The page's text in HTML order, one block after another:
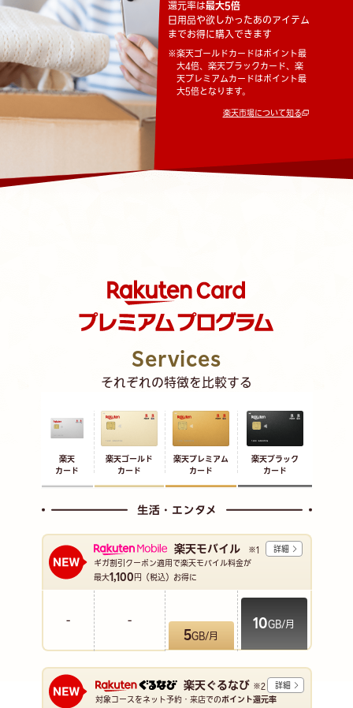
還元率は最大5倍
日用品や欲しかったあのアイテム
までお得に購入できます
※楽天ゴールドカードはポイント最
大4倍、楽天ブラックカード、楽
天プレミアムカードはポイント最
大5倍となります。
楽天市場について知る
Services
それぞれの特徴を比較する
楽天
カード
楽天ゴールド
カード
楽天プレミアム
カード
楽天ブラック
カード
楽天モバイル ※1
詳細
ギガ割引クーポン適用で楽天モバイル料金が
最大1,100 円（税込）お得に
- -
5GB/月
10GB/月
楽天ぐるなび ※2
詳細
対象コースをネット予約・来店での ポイント還元率